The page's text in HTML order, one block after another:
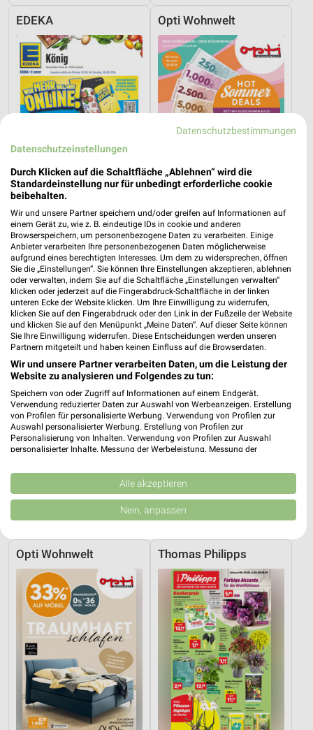
EDEKA
17 km
Angebote ab 03.08.
Noch heute gültig
Opti Wohnwelt
Hot Sommer Sale
Gültig bis Sa. 29.08.
Opti Wohnwelt
47,3 km
Gültig bis Mi. 30.09.
Opti Wohnwelt
47,3 km
Speisen Highlight
Gültig bis Mi. 30.09.
Opti Wohnwelt Thomas Philipps
Datenschutzbestimmungen
Datenschutzeinstellungen
Durch Klicken auf die Schaltfläche „Ablehnen“ wird die
Standardeinstellung nur für unbedingt erforderliche cookie
beibehalten.
Wir und unsere Partner speichern und/oder greifen auf Informationen auf
einem Gerät zu, wie z. B. eindeutige IDs in cookie und anderen
Browserspeichern, um personenbezogene Daten zu verarbeiten. Einige
Anbieter verarbeiten Ihre personenbezogenen Daten möglicherweise
aufgrund eines berechtigten Interesses. Um dem zu widersprechen, öffnen
Sie die „Einstellungen“. Sie können Ihre Einstellungen akzeptieren, ablehnen
oder verwalten, indem Sie auf die Schaltfläche „Einstellungen verwalten“
klicken oder jederzeit auf die Fingerabdruck-Schaltfläche in der linken
unteren Ecke der Website klicken. Um Ihre Einwilligung zu widerrufen,
klicken Sie auf den Fingerabdruck oder den Link in der Fußzeile der Website
und klicken Sie auf den Menüpunkt „Meine Daten“. Auf dieser Seite können
Sie Ihre Einwilligung widerrufen. Diese Entscheidungen werden unseren
Partnern mitgeteilt und haben keinen Einfluss auf die Browserdaten.
Wir und unsere Partner verarbeiten Daten, um die Leistung der
Website zu analysieren und Folgendes zu tun:
Speichern von oder Zugriff auf Informationen auf einem Endgerät.
Verwendung reduzierter Daten zur Auswahl von Werbeanzeigen. Erstellung
von Profilen für personalisierte Werbung. Verwendung von Profilen zur
Auswahl personalisierter Werbung. Erstellung von Profilen zur
Personalisierung von Inhalten. Verwendung von Profilen zur Auswahl
personalisierter Inhalte. Messung der Werbeleistung. Messung der
Kombinationen von Daten aus verschiedenen Quellen. Entwicklung und
Verbesserung der Angebote. Verwendung reduzierter Daten zur Auswahl
von Inhalten.
Daten können außerhalb der Europäischen Union weitergegeben und in die
USA gesendet werden.
Website/App.
Partnerliste anzeigen (1 IAB-Anbieter)
Wir nutzen Ihre Daten für folgende Zwecke:
IAB-Verarbeitungszwecke:
Speichern von oder Zugriff auf Informationen
auf einem Endgerät
Verwendung reduzierter Daten zur Auswahl von
Werbeanzeigen
Erstellung von Profilen für personalisierte
Werbung
Alle akzeptieren
Nein, anpassen